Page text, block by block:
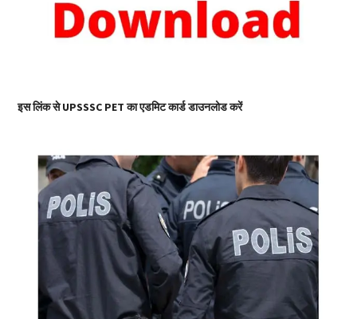
इस लिंक से UPSSSC PET का एडमिट कार्ड डाउनलोड करें